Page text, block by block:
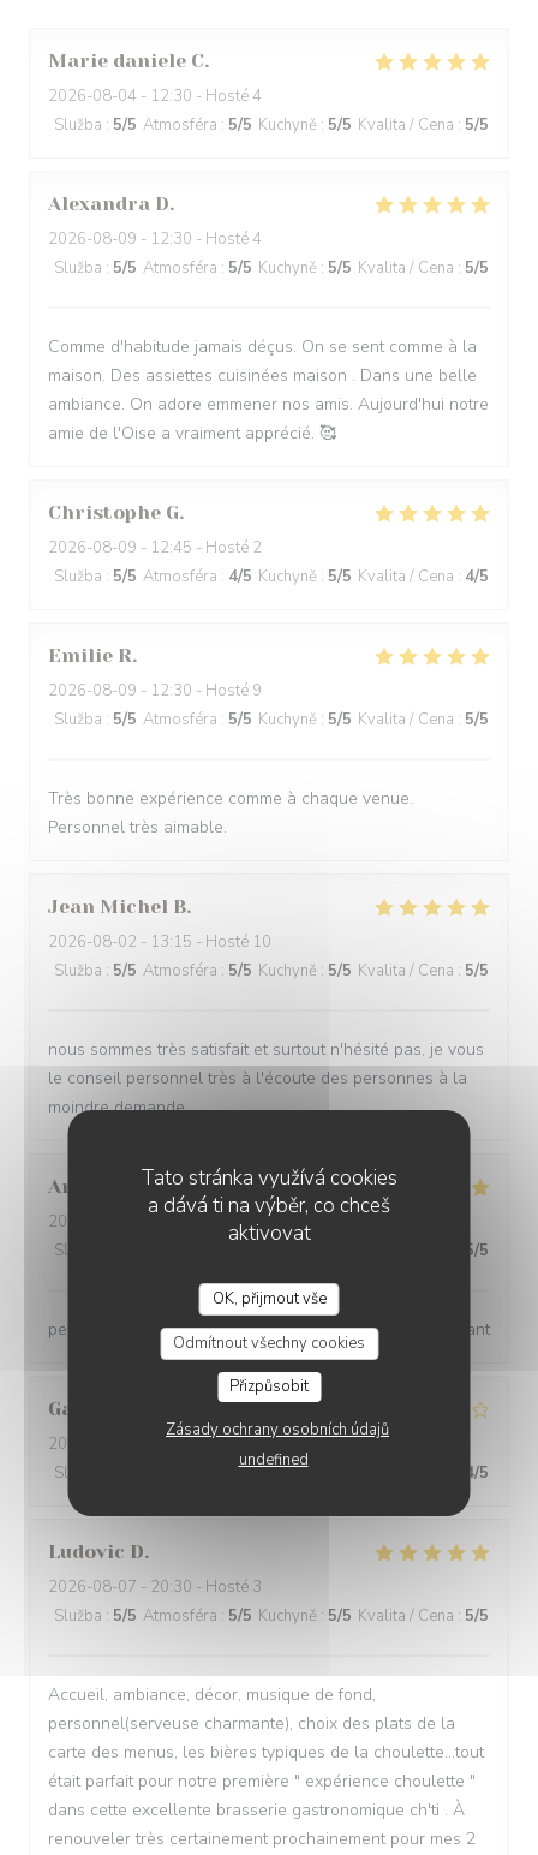
Tato stránka využívá cookies
a dává ti na výběr, co chceš
aktivovat
OK, přijmout vše
Odmítnout všechny cookies
Přizpůsobit
Zásady ochrany osobních údajů
undefined
Marie daniele C
2026-08-04 - 12:30 - Hosté 4
Služba : 5/5 Atmosféra : 5/5 Kuchyně : 5/5 Kvalita / Cena : 5/5
Alexandra D
2026-08-09 - 12:30 - Hosté 4
Služba : 5/5 Atmosféra : 5/5 Kuchyně : 5/5 Kvalita / Cena : 5/5
Comme d'habitude jamais déçus. On se sent comme à la
maison. Des assiettes cuisinées maison . Dans une belle
ambiance. On adore emmener nos amis. Aujourd'hui notre
amie de l'Oise a vraiment apprécié. 🥰
Christophe G
2026-08-09 - 12:45 - Hosté 2
Služba : 5/5 Atmosféra : 4/5 Kuchyně : 5/5 Kvalita / Cena : 4/5
Emilie R
2026-08-09 - 12:30 - Hosté 9
Služba : 5/5 Atmosféra : 5/5 Kuchyně : 5/5 Kvalita / Cena : 5/5
Très bonne expérience comme à chaque venue.
Personnel très aimable.
Jean Michel B
2026-08-02 - 13:15 - Hosté 10
Služba : 5/5 Atmosféra : 5/5 Kuchyně : 5/5 Kvalita / Cena : 5/5
nous sommes très satisfait et surtout n'hésité pas, je vous
le conseil personnel très à l'écoute des personnes à la
moindre demande
Anne
2026-08-07
- 13:00 - Hosté 4
Služba
5/5
personnel qualifié, très agréable, aimable. repas excellant
Gaetan
2026-08-08
- 13:00 - Hosté 2
Služba
/5 Kuchyně 4/5
Ludovic D
2026-08-07 - 20:30 - Hosté 3
Služba : 5/5 Atmosféra : 5/5 Kuchyně : 5/5 Kvalita / Cena : 5/5
Accueil, ambiance, décor, musique de fond,
personnel(serveuse charmante), choix des plats de la
carte des menus, les bières typiques de la choulette...tout
était parfait pour notre première " expérience choulette "
dans cette excellente brasserie gastronomique ch'ti . À
renouveler très certainement prochainement pour mes 2